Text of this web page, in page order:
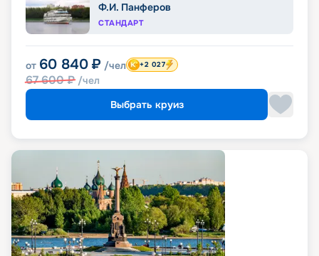
Ф.И. Панферов
СТАНДАРТ
от 60 840 ₽ /чел
67 600₽ /чел
+2 027
Выбрать круиз